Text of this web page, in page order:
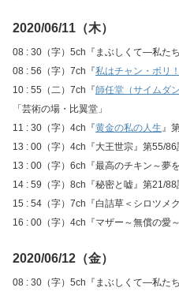
2020/06/11（木）
08 : 30（字）5ch『まぶしくて―私た
08 : 56（字）7ch『私はチャン・ボリ！
10 : 55（二）7ch『師任堂（サイムダ
「芸術の場・比翼堂」
11 : 30（字）4ch『黄金の私の人生』
13 : 00（字）4ch『大王世宗』第55/86
13 : 00（字）6ch『最高のチキン～夢
14 : 59（字）8ch『秘密と嘘』第21/88
15 : 54（字）7ch『白詰草＜シロツメ
16 : 00（字）4ch『マザー～無償の愛
2020/06/12（金）
08 : 30（字）5ch『まぶしくて―私た